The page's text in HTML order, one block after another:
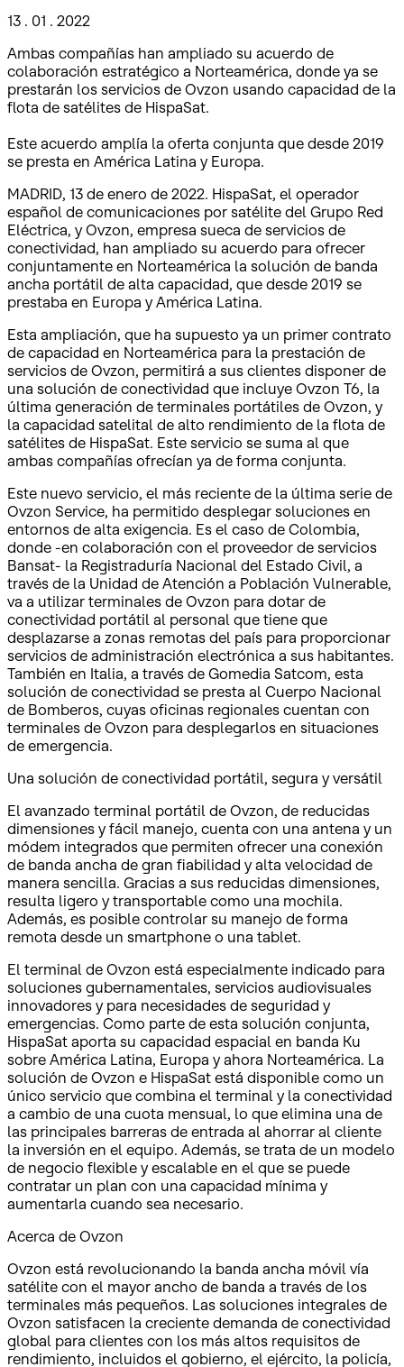
13 . 01 . 2022
Ambas compañías han ampliado su acuerdo de
colaboración estratégico a Norteamérica, donde ya se
prestarán los servicios de Ovzon usando capacidad de la
flota de satélites de HispaSat.
Este acuerdo amplía la oferta conjunta que desde 2019
se presta en América Latina y Europa.
MADRID, 13 de enero de 2022. HispaSat, el operador
español de comunicaciones por satélite del Grupo Red
Eléctrica, y Ovzon, empresa sueca de servicios de
conectividad, han ampliado su acuerdo para ofrecer
conjuntamente en Norteamérica la solución de banda
ancha portátil de alta capacidad, que desde 2019 se
prestaba en Europa y América Latina.
Esta ampliación, que ha supuesto ya un primer contrato
de capacidad en Norteamérica para la prestación de
servicios de Ovzon, permitirá a sus clientes disponer de
una solución de conectividad que incluye Ovzon T6, la
última generación de terminales portátiles de Ovzon, y
la capacidad satelital de alto rendimiento de la flota de
satélites de HispaSat. Este servicio se suma al que
ambas compañías ofrecían ya de forma conjunta.
Este nuevo servicio, el más reciente de la última serie de
Ovzon Service, ha permitido desplegar soluciones en
entornos de alta exigencia. Es el caso de Colombia,
donde -en colaboración con el proveedor de servicios
Bansat- la Registraduría Nacional del Estado Civil, a
través de la Unidad de Atención a Población Vulnerable,
va a utilizar terminales de Ovzon para dotar de
conectividad portátil al personal que tiene que
desplazarse a zonas remotas del país para proporcionar
servicios de administración electrónica a sus habitantes.
También en Italia, a través de Gomedia Satcom, esta
solución de conectividad se presta al Cuerpo Nacional
de Bomberos, cuyas oficinas regionales cuentan con
terminales de Ovzon para desplegarlos en situaciones
de emergencia.
Una solución de conectividad portátil, segura y versátil
El avanzado terminal portátil de Ovzon, de reducidas
dimensiones y fácil manejo, cuenta con una antena y un
módem integrados que permiten ofrecer una conexión
de banda ancha de gran fiabilidad y alta velocidad de
manera sencilla. Gracias a sus reducidas dimensiones,
resulta ligero y transportable como una mochila.
Además, es posible controlar su manejo de forma
remota desde un smartphone o una tablet.
El terminal de Ovzon está especialmente indicado para
soluciones gubernamentales, servicios audiovisuales
innovadores y para necesidades de seguridad y
emergencias. Como parte de esta solución conjunta,
HispaSat aporta su capacidad espacial en banda Ku
sobre América Latina, Europa y ahora Norteamérica. La
solución de Ovzon e HispaSat está disponible como un
único servicio que combina el terminal y la conectividad
a cambio de una cuota mensual, lo que elimina una de
las principales barreras de entrada al ahorrar al cliente
la inversión en el equipo. Además, se trata de un modelo
de negocio flexible y escalable en el que se puede
contratar un plan con una capacidad mínima y
aumentarla cuando sea necesario.
Acerca de Ovzon
Ovzon está revolucionando la banda ancha móvil vía
satélite con el mayor ancho de banda a través de los
terminales más pequeños. Las soluciones integrales de
Ovzon satisfacen la creciente demanda de conectividad
global para clientes con los más altos requisitos de
rendimiento, incluidos el gobierno, el ejército, la policía,